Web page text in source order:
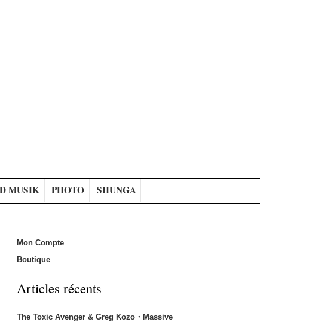
MUSIK PHOTO SHUNGA
Mon Compte
Boutique
Articles récents
The Toxic Avenger & Greg Kozo・Massive